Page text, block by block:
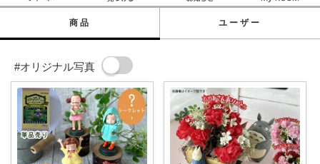
商品 ユーザー
#オリジナル写真